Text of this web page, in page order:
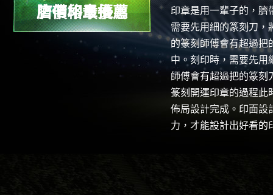
店價格最優惠
臍帶印章推薦
印章是用一輩子的，臍
需要先用細的篆刻刀，
的篆刻師傅會有超過把
中。刻印時，需要先用
師傅會有超過把的篆刻
篆刻開運印章的過程此
佈局設計完成。印面設
力，才能設計出好看的